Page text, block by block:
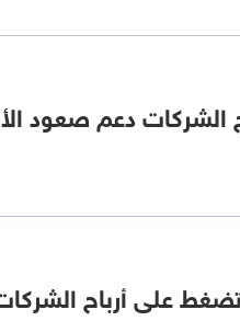
تضغط على أرباح